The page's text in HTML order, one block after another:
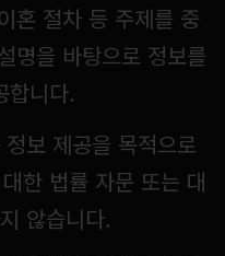
혼 절차 등 주제를 중
명을 바탕으로 정보를
합니다.
보 제공을 목적으로
한 법률 자문 또는 대
않습니다.